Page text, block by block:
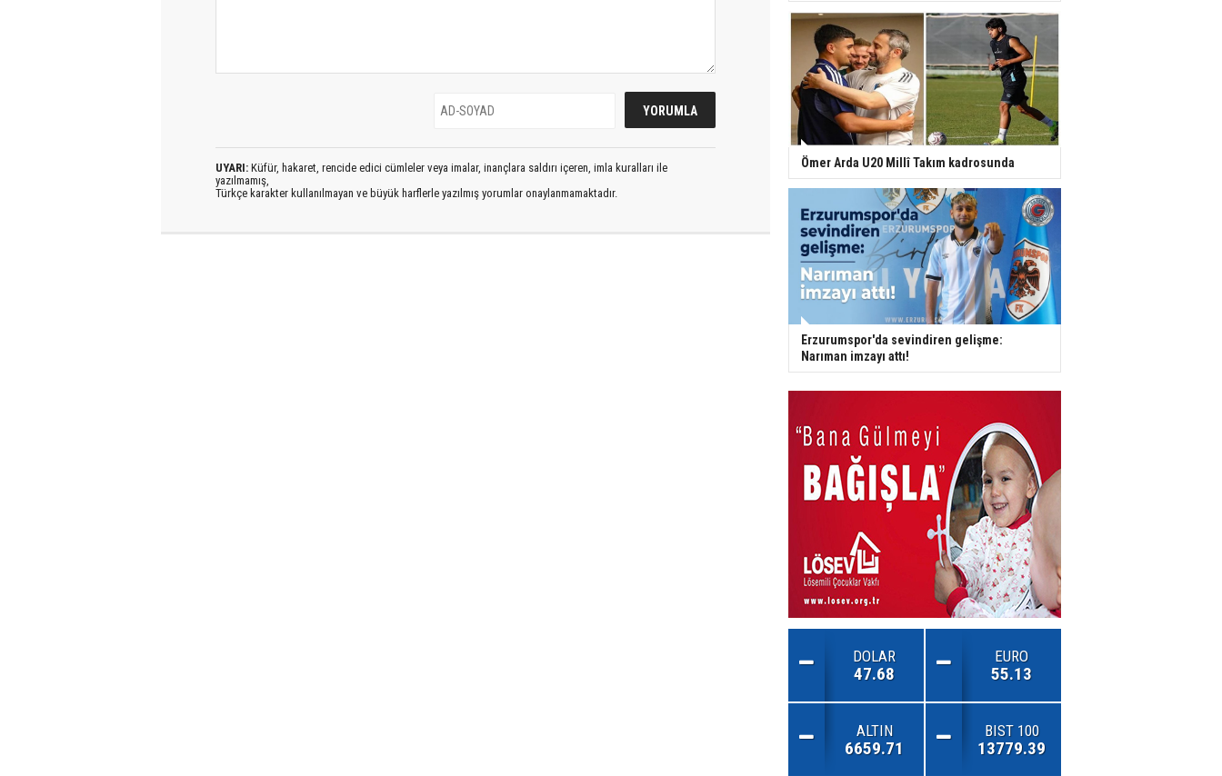
UYARI: Küfür, hakaret, rencide edici cümleler veya imalar, inançlara saldırı içeren, imla kuralları ile
yazılmamış,
Türkçe karakter kullanılmayan ve büyük harflerle yazılmış yorumlar onaylanmamaktadır.
Ömer Arda U20 Millî Takım kadrosunda
Erzurumspor'da sevindiren gelişme:
Narıman imzayı attı!
DOLAR
47.68
EURO
55.13
ALTIN
6659.71
BIST 100
13779.39